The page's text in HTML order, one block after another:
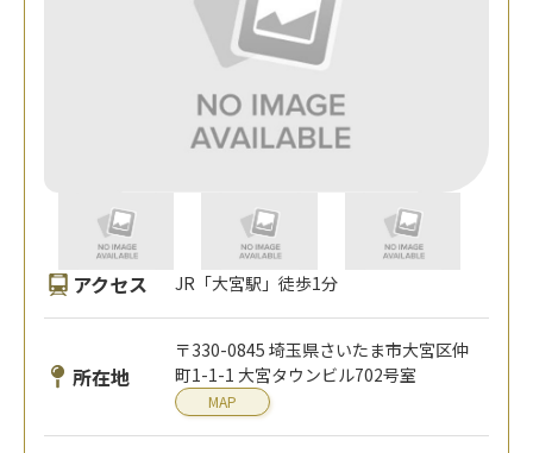
アクセス JR「大宮駅」徒歩1分
所在地
〒330-0845 埼玉県さいたま市大宮区仲
町1-1-1 大宮タウンビル702号室
MAP